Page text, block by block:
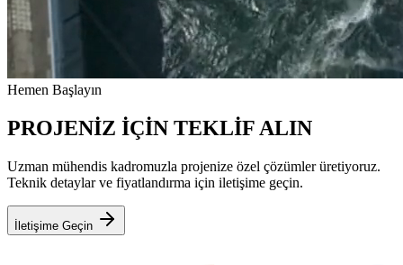
Hemen Başlayın
PROJENİZ İÇİN TEKLİF ALIN
Uzman mühendis kadromuzla projenize özel çözümler üretiyoruz.
Teknik detaylar ve fiyatlandırma için iletişime geçin.
İletişime Geçin